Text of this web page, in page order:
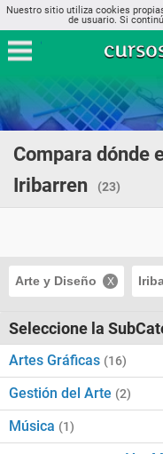
Nuestro sitio utiliza cookies
de usuario. Si
Compara dónde
Iribarren
(23)
Arte y Diseño
Seleccione la
Artes Gráficas (16)
Gestión del Arte (2)
Música (1)